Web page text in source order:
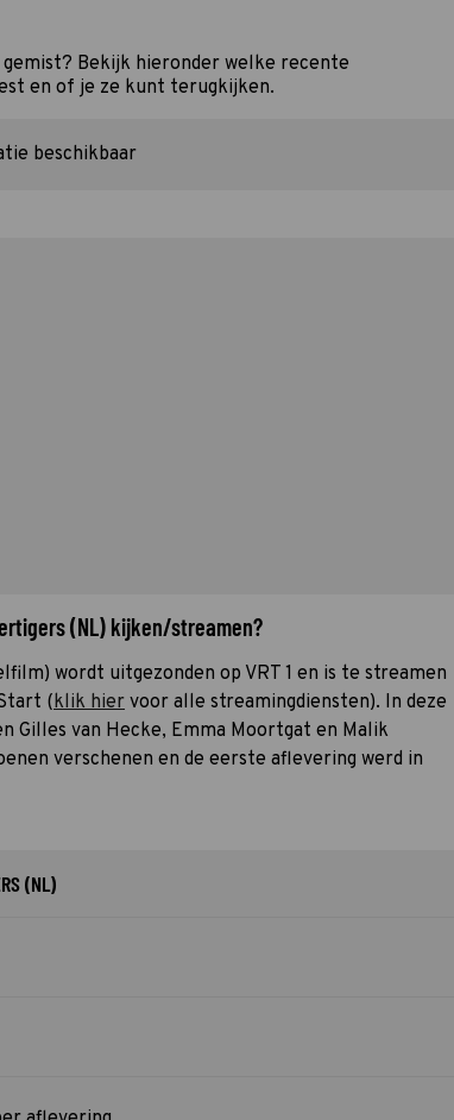
Bekijk hieronder welke recente
en of je ze kunt terugkijken.
beschikbaar
(NL) kijken/streamen?
wordt uitgezonden op VRT 1 en is te streamen
(klik hier voor alle streamingdiensten). In deze
Gilles van Hecke, Emma Moortgat en Malik
verschenen en de eerste aflevering werd in
(NL)